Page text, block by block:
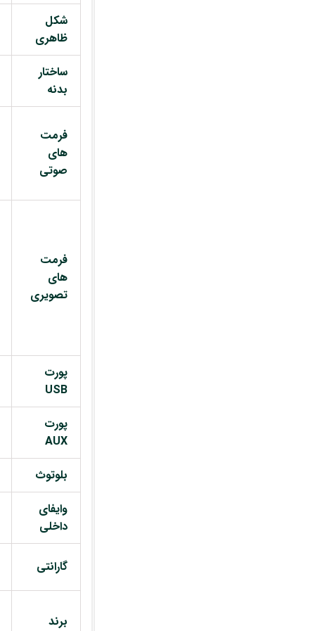
شکل
ظاهری
ساختار
بدنه
فرمت
های
صوتی
فرمت
های
تصویری
پورت
USB
پورت
AUX
بلوتوث
وایفای
داخلی
گارانتی
برند